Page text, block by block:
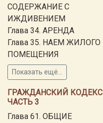
СОДЕРЖАНИЕ С
ИЖДИВЕНИЕМ
Глава 34. АРЕНДА
Глава 35. НАЕМ ЖИЛОГО
ПОМЕЩЕНИЯ
Показать ещё...
ГРАЖДАНСКИЙ КОДЕКС
ЧАСТЬ 3
Глава 61. ОБЩИЕ